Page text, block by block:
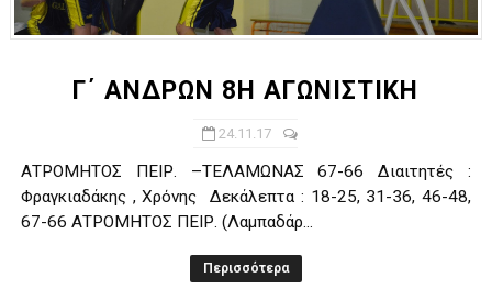
ΧΡΟΝΙΑ ΠΟΛΛΑ ΣΤΟ ΕΛΛΗΝΙΚΟ ΜΠΑΣΚΕΤ : 39Η ΕΠΕΤΕΙΟΣ ΑΠΟ
Ο δρόμος για τον 29ο τελικό κυπέλλου ανδρών ΕΣΚΑΝΑ
U21: Τεράστια πρόκριση για τον Πανελευσινιακό στον
Γ΄ανδρών play offs : "Σκληρό" καρύδι η Φιλία Περάματος
Play off B εφήβων Β φάση Στο f4 ΑΕ Ρέντη, Πέρα , Ερμής
Γ΄ ΑΝΔΡΩΝ 8Η ΑΓΩΝΙΣΤΙΚΗ
24.11.17
ΑΤΡΟΜΗΤΟΣ ΠΕΙΡ. –ΤΕΛΑΜΩΝΑΣ 67-66 Διαιτητές :
Φραγκιαδάκης , Χρόνης Δεκάλεπτα : 18-25, 31-36, 46-48,
67-66 ΑΤΡΟΜΗΤΟΣ ΠΕΙΡ. (Λαμπαδάρ...
Περισσότερα